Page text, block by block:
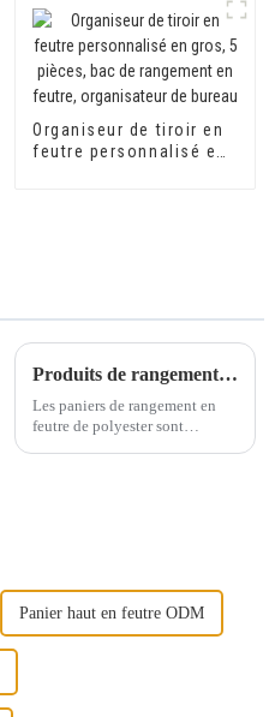
Organiseur de tiroir en
feutre personnalisé en
Produits de rangement en feutre respectueux de l'environnement et esthétiques-1
Les paniers de rangement en
feutre de polyester sont
Panier haut en feutre ODM